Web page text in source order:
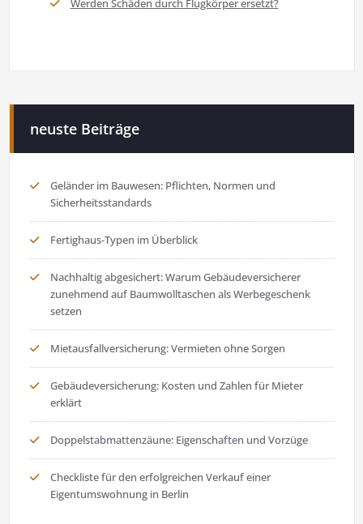
Werden Schäden durch Flugkörper ersetzt?
neuste Beiträge
Geländer im Bauwesen: Pflichten, Normen und
Sicherheitsstandards
Fertighaus-Typen im Überblick
Nachhaltig abgesichert: Warum Gebäudeversicherer
zunehmend auf Baumwolltaschen als Werbegeschenk
setzen
Mietausfallversicherung: Vermieten ohne Sorgen
Gebäudeversicherung: Kosten und Zahlen für Mieter
erklärt
Doppelstabmattenzäune: Eigenschaften und Vorzüge
Checkliste für den erfolgreichen Verkauf einer
Eigentumswohnung in Berlin